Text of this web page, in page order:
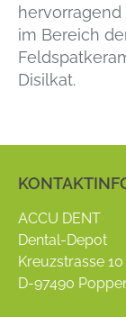
im Bereich
Disilkat.
ACCU DENT
Dental-Depot
Kreuzstrasse 10
D-97490